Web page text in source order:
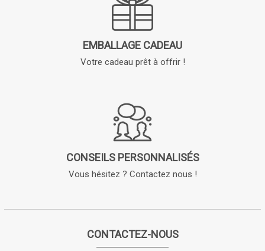
EMBALLAGE CADEAU
Votre cadeau prêt à offrir !
CONSEILS PERSONNALISÉS
Vous hésitez ? Contactez nous !
CONTACTEZ-NOUS